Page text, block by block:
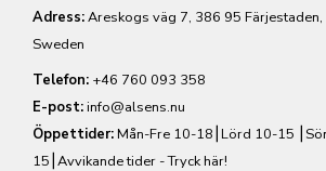
Adress:Areskogs väg 7, 386 95 Färjestaden,
Sweden
Telefon: +46 760 093 358
E-post:info@alsens.nu
Öppettider:Mån-Fre 10-18⎮Lörd 10-15
15⎮ Avvikande tider - Tryck här!